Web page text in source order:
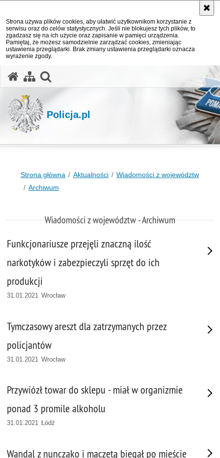
Strona używa plików cookies, aby ułatwić użytkownikom korzystanie z
serwisu oraz do celów statystycznych. Jeśli nie blokujesz tych plików, to
zgadzasz się na ich użycie oraz zapisanie w pamięci urządzenia.
Pamiętaj, że możesz samodzielnie zarządzać cookies, zmieniając
ustawienia przeglądarki. Brak zmiany ustawienia przeglądarki oznacza
wyrażenie zgody.
Policja.pl
Strona główna Aktualności
Wiadomości z województw
Archiwum
Wiadomości z województw - Archiwum
Funkcjonariusze przejęli znaczną ilość
narkotyków i zabezpieczyli sprzęt do ich
produkcji
31.01.2021 Wrocław
Tymczasowy areszt dla zatrzymanych przez
policjantów
31.01.2021 Wrocław
Przywiózł towar do sklepu - miał w organizmie
ponad 3 promile alkoholu
31.01.2021 Łódź
Wandal z nunczako i maczetą biegał po mieście